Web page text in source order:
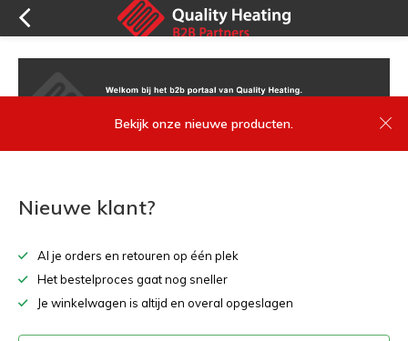
Bekijk onze nieuwe producten.
Nieuwe klant?
Al je orders en retouren op één plek
Het bestelproces gaat nog sneller
Je winkelwagen is altijd en overal opgeslagen